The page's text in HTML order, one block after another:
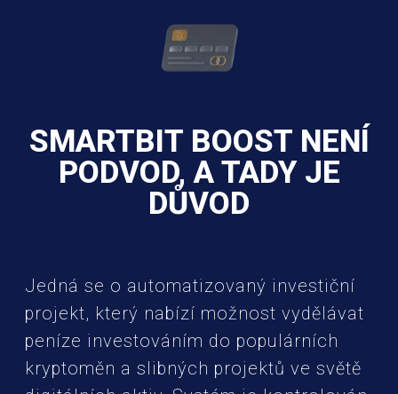
SMARTBIT BOOST NENÍ
PODVOD, A TADY JE
DŮVOD
Jedná se o automatizovaný investiční
projekt, který nabízí možnost vydělávat
peníze investováním do populárních
kryptoměn a slibných projektů ve světě